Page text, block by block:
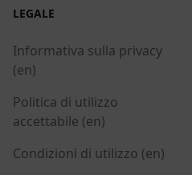
LEGALE
Informativa sulla privacy
(en)
Politica di utilizzo
accettabile (en)
Condizioni di utilizzo (en)